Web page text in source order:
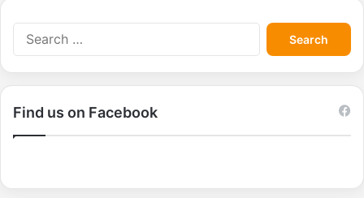
S
e
a
r
r
Find us on Facebook